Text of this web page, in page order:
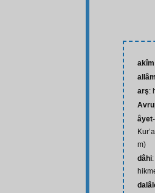
akîm
arş:
m)
dâhi